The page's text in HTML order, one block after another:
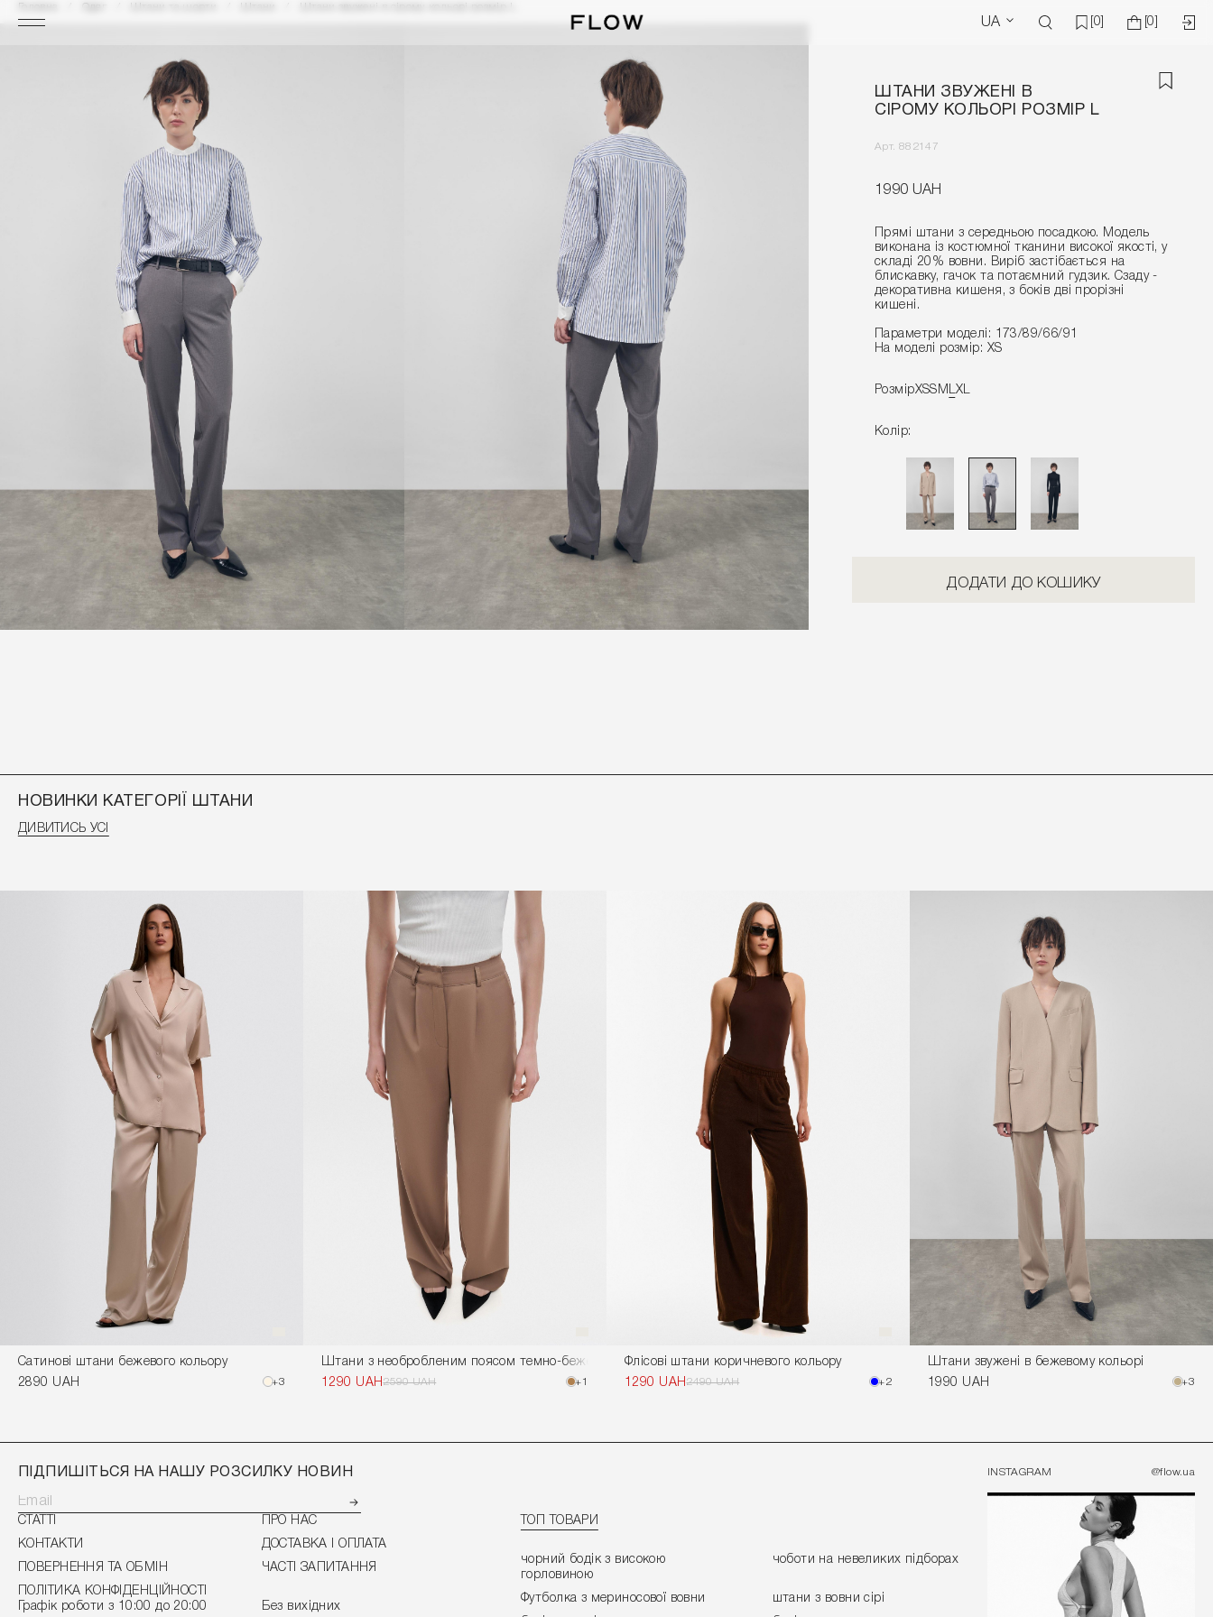
ЗАРЕЄСТРУВАТИСЯ
UA [0] [0]
Головна
ШТАНИ ЗВУЖЕНІ В
СІРОМУ КОЛЬОРІ РОЗМІР L
Арт. 882147
1990 UAH
Прямі штани з середньою посадкою. Модель
виконана із костюмної тканини високої якості, у
складі 20% вовни. Виріб застібається на
блискавку, гачок та потаємний гудзик. Сзаду -
декоративна кишеня, з боків дві прорізні
кишені.
Параметри моделі: 173/89/66/91
На моделі розмір: XS
РозмірXSS M LXL
Колір:
ДОДАТИ ДО КОШИКУ
НОВИНКИ КАТЕГОРІЇ ШТАНИ
ДИВИТИСЬ УСІ
Сатинові штани бежевого кольору
2890 UAH
+3
Штани з необробленим поясом темно-бежевий
1290 UAH2590 UAH +1
Флісові штани коричневого кольору
1290 UAH2490 UAH +2
Штани звужені в бежевому кольорі
1990 UAH
+3
ПІДПИШІТЬСЯ НА НАШУ РОЗСИЛКУ НОВИН
СТАТТІ
ПРО НАС
КОНТАКТИ
ДОСТАВКА І ОПЛАТА
ПОВЕРНЕННЯ ТА ОБМІН
ЧАСТІ ЗАПИТАННЯ
ПОЛІТИКА КОНФІДЕНЦІЙНОСТІ
Графік роботи з 10:00 до 20:00
Без вихідних
ТОП ТОВАРИ
чорний бодік з високою
горловиною
чоботи на невеликих підборах
Футболка з мериносової вовни
штани з вовни сірі
INSTAGRAM @flow.ua